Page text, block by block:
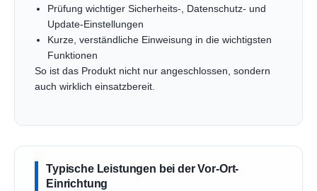
Prüfung wichtiger Sicherheits-, Datenschutz- und
Update-Einstellungen
Kurze, verständliche Einweisung in die wichtigsten
Funktionen
So ist das Produkt nicht nur angeschlossen, sondern
auch wirklich einsatzbereit.
Typische Leistungen bei der Vor-Ort-
Einrichtung